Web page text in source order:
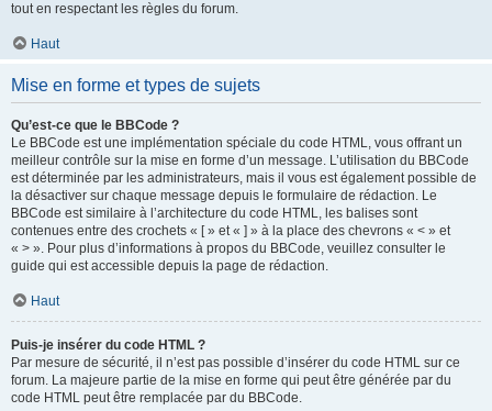
tout en respectant les règles du forum.
Haut
Mise en forme et types de sujets
Qu’est-ce que le BBCode ?
Le BBCode est une implémentation spéciale du code HTML, vous offrant un
meilleur contrôle sur la mise en forme d’un message. L’utilisation du BBCode
est déterminée par les administrateurs, mais il vous est également possible de
la désactiver sur chaque message depuis le formulaire de rédaction. Le
BBCode est similaire à l’architecture du code HTML, les balises sont
contenues entre des crochets « [ » et « ] » à la place des chevrons « < » et
« > ». Pour plus d’informations à propos du BBCode, veuillez consulter le
guide qui est accessible depuis la page de rédaction.
Haut
Puis-je insérer du code HTML ?
Par mesure de sécurité, il n’est pas possible d’insérer du code HTML sur ce
forum. La majeure partie de la mise en forme qui peut être générée par du
code HTML peut être remplacée par du BBCode.